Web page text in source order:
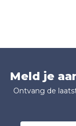
Meld je
Ontvang de